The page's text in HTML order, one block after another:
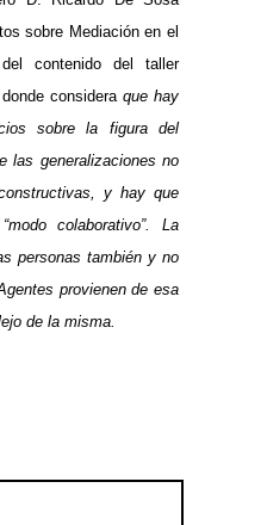
sobre Mediación en el
contenido del taller
considera que hay
sobre la figura del
las generalizaciones no
y hay que
colaborativo”. La
personas también y no
provienen de esa
de la misma.